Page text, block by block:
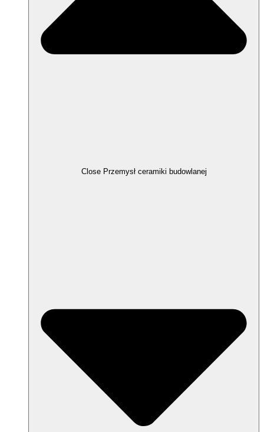
Close Przemysł ceramiki budowlanej